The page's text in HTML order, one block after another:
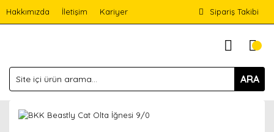
Hakkımızda İletişim Kariyer Sipariş Takibi
ARA